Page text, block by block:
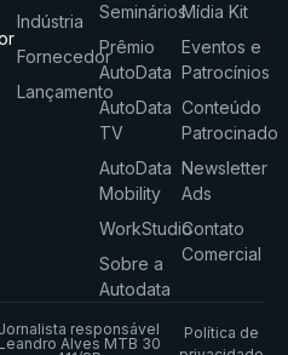
Indústria
Fornecedor
Lançamento
Seminários
Prêmio
AutoData
AutoData
TV
AutoData
Mobility
WorkStudio
Sobre a
Autodata
Mídia Kit
Eventos e
Patrocínios
Conteúdo
Patrocinado
Newsletter
Ads
Contato
Comercial
Jornalista responsável
Leandro Alves MTB 30
Política de